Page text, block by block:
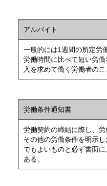
アルバイト
一般的には1週間の所定労
労働時間に比べて短い労
入を求めて働く労働者のこ
労働条件通知書
労働契約の締結に際し、
その他の労働条件を明示
でもよいものと必ず書面
ある。